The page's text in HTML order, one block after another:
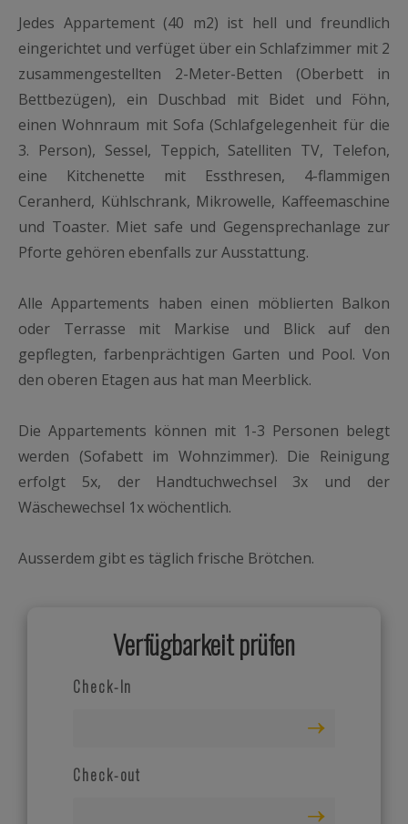
Jedes Appartement (40 m2) ist hell und freundlich
eingerichtet und verfüget über ein Schlafzimmer mit 2
zusammengestellten 2-Meter-Betten (Oberbett in
Bettbezügen), ein Duschbad mit Bidet und Föhn,
einen Wohnraum mit Sofa (Schlafgelegenheit für die
3. Person), Sessel, Teppich, Satelliten TV, Telefon,
eine Kitchenette mit Essthresen, 4-flammigen
Ceranherd, Kühlschrank, Mikrowelle, Kaffeemaschine
und Toaster. Miet safe und Gegensprechanlage zur
Pforte gehören ebenfalls zur Ausstattung.
Alle Appartements haben einen möblierten Balkon
oder Terrasse mit Markise und Blick auf den
gepflegten, farbenprächtigen Garten und Pool. Von
den oberen Etagen aus hat man Meerblick.
Die Appartements können mit 1-3 Personen belegt
werden (Sofabett im Wohnzimmer). Die Reinigung
erfolgt 5x, der Handtuchwechsel 3x und der
Wäschewechsel 1x wöchentlich.
Ausserdem gibt es täglich frische Brötchen.
Verfügbarkeit prüfen
Check-In
Check-out